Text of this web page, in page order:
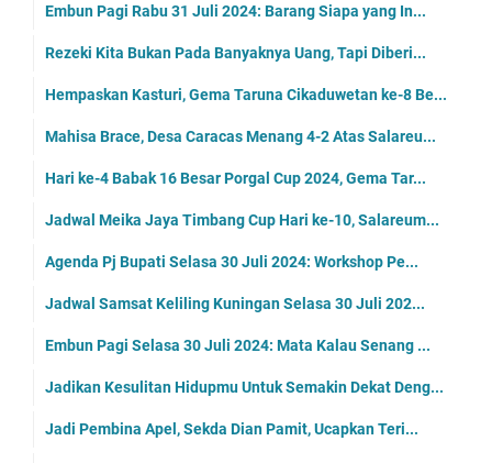
Embun Pagi Rabu 31 Juli 2024: Barang Siapa yang In...
Rezeki Kita Bukan Pada Banyaknya Uang, Tapi Diberi...
Hempaskan Kasturi, Gema Taruna Cikaduwetan ke-8 Be...
Mahisa Brace, Desa Caracas Menang 4-2 Atas Salareu...
Hari ke-4 Babak 16 Besar Porgal Cup 2024, Gema Tar...
Jadwal Meika Jaya Timbang Cup Hari ke-10, Salareum...
Agenda Pj Bupati Selasa 30 Juli 2024: Workshop Pe...
Jadwal Samsat Keliling Kuningan Selasa 30 Juli 202...
Embun Pagi Selasa 30 Juli 2024: Mata Kalau Senang ...
Jadikan Kesulitan Hidupmu Untuk Semakin Dekat Deng...
Jadi Pembina Apel, Sekda Dian Pamit, Ucapkan Teri...